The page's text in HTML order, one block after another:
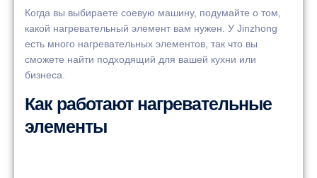
Когда вы выбираете соевую машину, подумайте о том,
какой нагревательный элемент вам нужен. У Jinzhong
есть много нагревательных элементов, так что вы
сможете найти подходящий для вашей кухни или
бизнеса.
Как работают нагревательные
элементы